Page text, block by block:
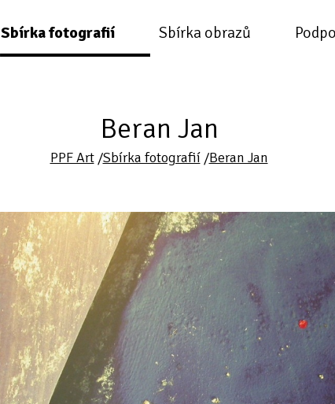
Sbírka fotografií Sbírka obrazů
Beran Jan
PPF Art/Sbírka fotografií/Beran Jan